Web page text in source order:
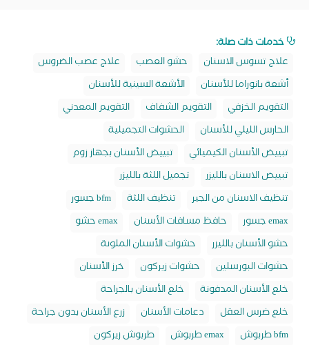
خدمات ذات صلة:
علاج تسوس الاسنان
حشو العصب
علاج عصب الضروس
أشعة بانوراما للأسنان
الأشعة السينية للأسنان
التقويم الخزفي
التقويم الشفاف
التقويم المعدني
الحارس الليلي للأسنان
الحشوات التجميلية
تبييض الأسنان الكيميائي
تبييض الأسنان بجهاز زوم
تبييض الاسنان بالليزر
تجميل اللثة بالليزر
تنظيف الاسنان من الجير
تنظيف اللثة
جسور bfm
جسور emax
حافظ مسافات الأسنان
حشو emax
حشو الأسنان بالليزر
حشوات الأسنان الملونة
حشوات البورسلين
حشوات زيركون
خرز الأسنان
خلع الأسنان المدفونة
خلع الأسنان بالجراحة
خلع ضرس العقل
دعامات الأسنان
زرع الأسنان بدون جراحة
طربوش bfm
طربوش emax
طربوش زيركون